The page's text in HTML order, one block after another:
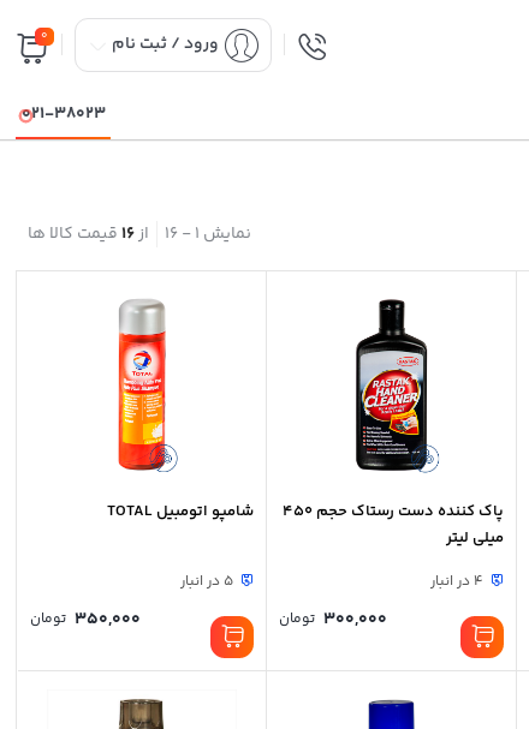
ورود / ثبت نام 0
021-38023
نمایش 1
-
16 از16 قیمت کالا ها
پاک کننده دست رستاک حجم 450
میلی لیتر
4 در انبار
300,000 تومان
شامپو اتومبیل TOTAL
5 در انبار
350,000 تومان